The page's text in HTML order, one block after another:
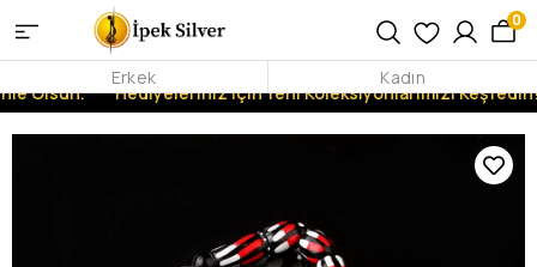
Olsun. Hediyeleriniz İçin Yeni Koleksiyonlarımızı Keşfedin!
0
Erkek Kadın